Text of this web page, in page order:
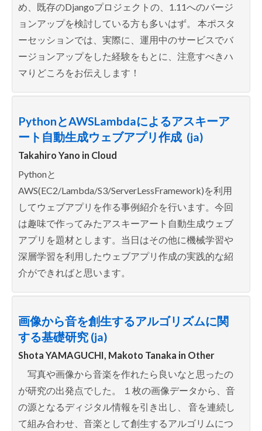
め、既存のDjangoプロジェクトの、1.11へのバージ
ョンアップを検討している方も多いはず。 本ポスタ
ーセッションでは、実際に、運用中のサービスでバ
ージョンアップをした経験をもとに、注意すべきハ
マりどころをお伝えします！
PythonとAWSLambdaによるアスキーア
ート自動生成ウェブアプリ作成 (ja)
Takahiro Yano in Cloud
Pythonと
AWS(EC2/Lambda/S3/ServerLessFramework)を利用
してウェブアプリを作る事例紹介を行います。今回
は趣味で作ってみたアスキーアート自動生成ウェブ
アプリを題材とします。当日はその他に機械学習や
深層学習を利用したウェブアプリ作成の実践的な紹
介ができればと思います。
画像から音を創生するアルゴリズムに関
する基礎研究 (ja)
Shota YAMAGUCHI, Makoto Tanaka in Other
写真や画像から音楽を作れたら良いなと思ったの
が研究の出発点でした。 １枚の画像データから、音
の源となるディジタル情報を引き出し、 音を連続し
て組み合わせ、音楽として創生するアルゴリムにつ